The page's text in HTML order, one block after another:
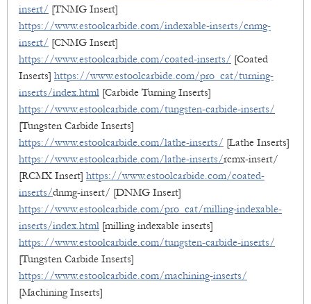
insert/ [TNMG Insert]
https://www.estoolcarbide.com/indexable-inserts/cnmg-
insert/ [CNMG Insert]
https://www.estoolcarbide.com/coated-inserts/ [Coated
Inserts] https://www.estoolcarbide.com/pro_cat/turning-
inserts/index.html [Carbide Turning Inserts]
https://www.estoolcarbide.com/tungsten-carbide-inserts/
[Tungsten Carbide Inserts]
https://www.estoolcarbide.com/lathe-inserts/ [Lathe Inserts]
https://www.estoolcarbide.com/lathe-inserts/rcmx-insert/
[RCMX Insert] https://www.estoolcarbide.com/coated-
inserts/dnmg-insert/ [DNMG Insert]
https://www.estoolcarbide.com/pro_cat/milling-indexable-
inserts/index.html [milling indexable inserts]
https://www.estoolcarbide.com/tungsten-carbide-inserts/
[Tungsten Carbide Inserts]
https://www.estoolcarbide.com/machining-inserts/
[Machining Inserts]